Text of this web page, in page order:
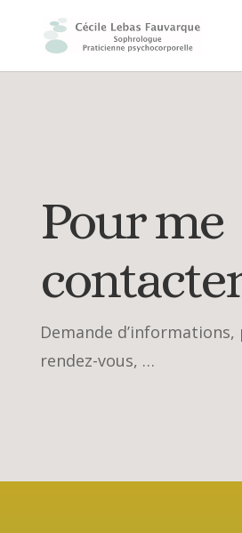
Pour me
Demande
rendez-vous, …